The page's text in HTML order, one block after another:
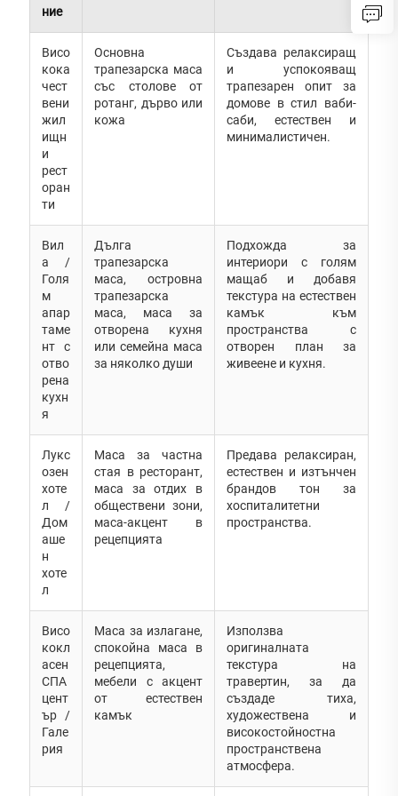
ние
Висо
кока
чест
вени
жил
ищн
и
рест
оран
ти
Основна
трапезарска маса
със столове от
ротанг, дърво или
кожа
Създава релаксиращ
и успокояващ
трапезарен опит за
домове в стил ваби-
саби, естествен и
минималистичен.
Вил
а /
Голя
м
апар
таме
нт с
отво
рена
кухн
я
Дълга
трапезарска
маса, островна
трапезарска
маса, маса за
отворена кухня
или семейна маса
за няколко души
Подхожда за
интериори с голям
мащаб и добавя
текстура на естествен
камък към
пространства с
отворен план за
живеене и кухня.
Лукс
озен
хоте
л /
Дом
аше
н
хоте
л
Маса за частна
стая в ресторант,
маса за отдих в
обществени зони,
маса-акцент в
рецепцията
Предава релаксиран,
естествен и изтънчен
брандов тон за
хоспиталитетни
пространства.
Висо
кокл
асен
СПА
цент
ър /
Гале
рия
Маса за излагане,
спокойна маса в
рецепцията,
мебели с акцент
от естествен
камък
Използва
оригиналната
текстура на
травертин, за да
създаде тиха,
художествена и
високостойностна
пространствена
атмосфера.